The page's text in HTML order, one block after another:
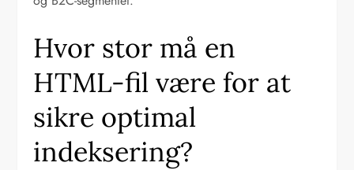
Hvor stor må en
HTML-fil være for at
sikre optimal
indeksering?